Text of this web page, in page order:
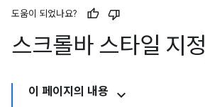
도움이 되었나요?
스크롤바 스타일 지정
이 페이지의 내용